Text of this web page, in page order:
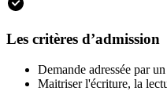
Les critères d’admission
Demande adressée par
Maitriser l'écriture, la